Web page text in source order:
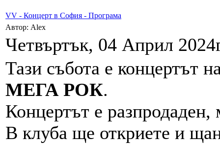
VV - Концерт в София - Програма
Автор: Alex
Четвъртък, 04 Април
Тази събота е концертът
МЕГА РОК.
Концертът е
В клуба ще откриете и